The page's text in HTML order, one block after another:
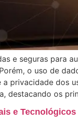
e seguras para
o uso de
privacidade dos
destacando os
e